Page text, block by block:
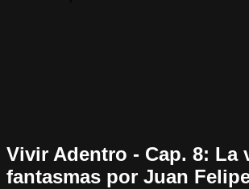
Vivir Adentro - Cap. 8: La
fantasmas por Juan